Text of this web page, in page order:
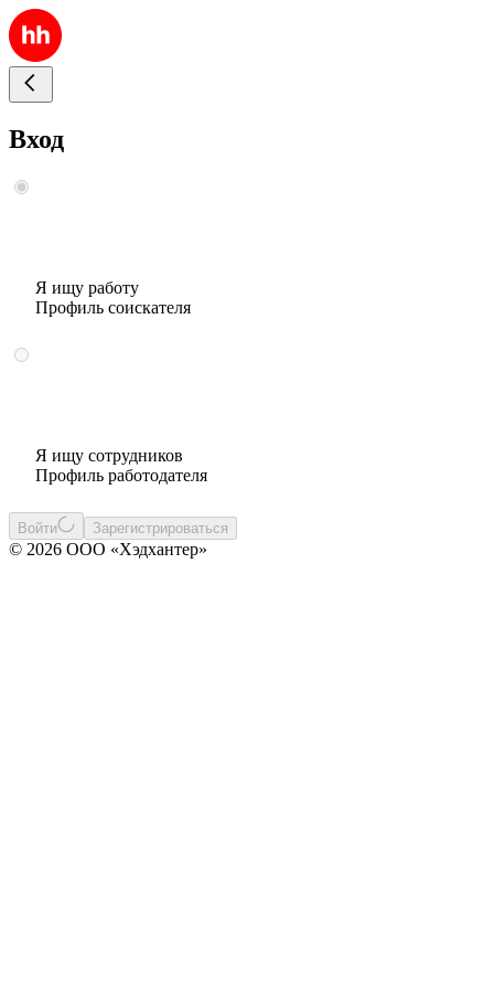
Вход
Я ищу работу
Профиль соискателя
Я ищу сотрудников
Профиль работодателя
Войти Зарегистрироваться
© 2026 ООО «Хэдхантер»